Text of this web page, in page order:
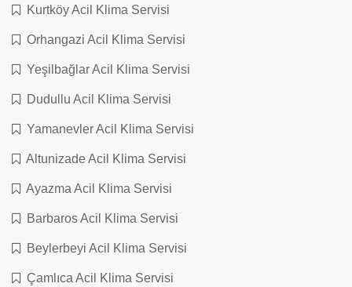
Kurtköy Acil Klima Servisi
Orhangazi Acil Klima Servisi
Yeşilbağlar Acil Klima Servisi
Dudullu Acil Klima Servisi
Yamanevler Acil Klima Servisi
Altunizade Acil Klima Servisi
Ayazma Acil Klima Servisi
Barbaros Acil Klima Servisi
Beylerbeyi Acil Klima Servisi
Çamlıca Acil Klima Servisi